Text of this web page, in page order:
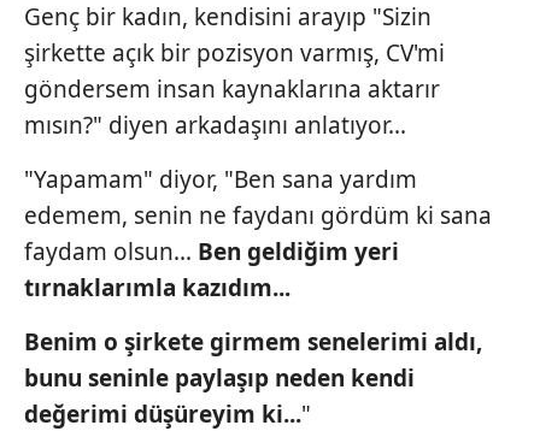
Sitemizde kendimize ve üçüncü kişilere ait çerezler
kullanılmaktadır. Bu çerezler vasıtasıyla çeşitli kişisel
verileriniz işlenmekte olup gerekli olan çerezler bilgi
toplumu hizmetlerinin sunulması amacıyla
kullanılmaktadır. Diğer çerezler, sitemizin daha işlevsel
reklam/pazarlama faaliyetlerinin yapılması, amaçlarıyla
sınırlı olarak açık rızanız dahilinde kullanılacaktır.
Çerezlere ilişkin tercihlerinizi aşağıda yer alan panel
vasıtasıyla belirleyebilirsiniz. Çerezlere ilişkin detaylı bilgi
için Ayarlar butonuna tıklayabilir,
Çerez Bilgilendirme
ziyaret edebilirsiniz.
6698 sayılı Kişisel Verilerin Korunması Kanunu uyarınca
Genç bir kadın, kendisini arayıp "Sizin
şirkette açık bir pozisyon varmış, CV'mi
göndersem insan kaynaklarına aktarır
mısın?" diyen arkadaşını anlatıyor...
"Yapamam" diyor, "Ben sana yardım
edemem, senin ne faydanı gördüm ki sana
faydam olsun... Ben geldiğim yeri
tırnaklarımla kazıdım...
Benim o şirkete girmem senelerimi aldı,
bunu seninle paylaşıp neden kendi
değerimi düşüreyim ki..."